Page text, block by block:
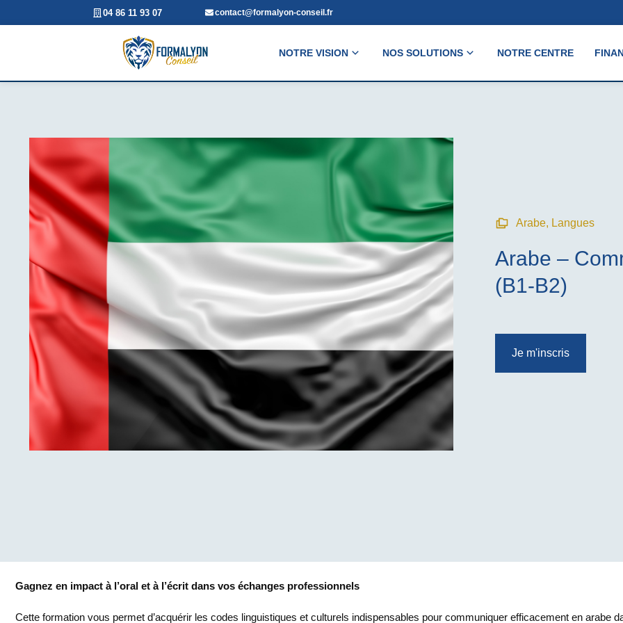
04 86 11 93 07 contact@formalyon-conseil.fr
NOTRE VISION NOS SOLUTIONS NOTRE CENTRE
Arabe, Langues
Arabe –
(B1-B2)
Je m'inscris
Gagnez en impact à l’oral et à l’écrit dans vos échanges professionnels
Cette formation vous permet d’acquérir les codes linguistiques et culturels indispensables pour communiquer efficacement en arabe